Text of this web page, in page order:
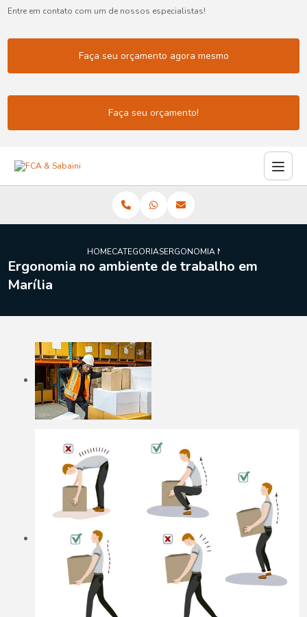
Entre em contato com um de nossos especialistas!
Faça seu orçamento agora mesmo
Faça seu orçamento!
HOMECATEGORIASERGONOMIA NO AMBIENTE
Ergonomia no ambiente de trabalho em
Marília